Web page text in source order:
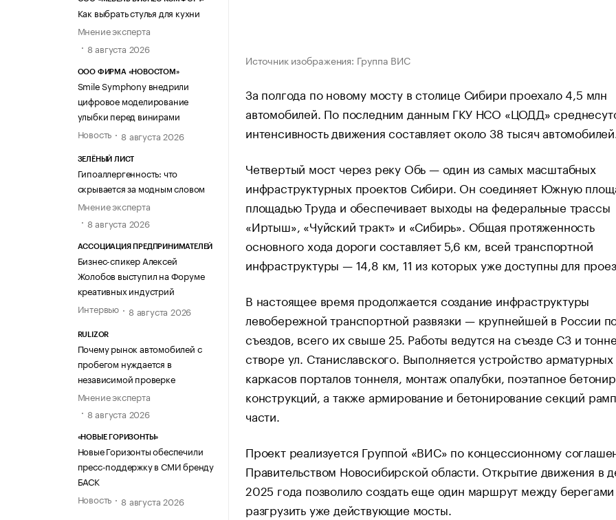
Как выбрать стулья для кухни
Мнение эксперта
8 августа 2026
ООО ФИРМА «НОВОСТОМ»
Smile Symphony внедрили
цифровое моделирование
улыбки перед винирами
Новость
8 августа 2026
ЗЕЛЁНЫЙ ЛИСТ
Гипоаллергенность: что
скрывается за модным словом
Мнение эксперта
8 августа 2026
АССОЦИАЦИЯ ПРЕДПРИНИМАТЕЛЕЙ
Бизнес-спикер Алексей
Жолобов выступил на Форуме
креативных индустрий
Интервью
8 августа 2026
RULIZOR
Почему рынок автомобилей с
пробегом нуждается в
независимой проверке
Мнение эксперта
8 августа 2026
«НОВЫЕ ГОРИЗОНТЫ»
Новые Горизонты обеспечили
пресс-поддержку в СМИ бренду
БАСК
Новость
8 августа 2026
Источник изображения: Группа ВИС
За полгода по новому мосту в столице Сибири проехало 4,5 млн
автомобилей. По последним данным ГКУ НСО «ЦОДД»
интенсивность движения составляет около 38 тысяч автомобилей.
Четвертый мост через реку Обь — один из самых масштабных
инфраструктурных проектов Сибири. Он соединяет Южную
площадью Труда и обеспечивает выходы на федеральные трассы
«Иртыш», «Чуйский тракт» и «Сибирь». Общая протяженность
основного хода дороги составляет 5,6 км, всей транспортной
инфраструктуры — 14,8 км, 11 из которых уже доступны для
В настоящее время продолжается создание инфраструктуры
левобережной транспортной развязки — крупнейшей в России
съездов, всего их свыше 25. Работы ведутся на съезде С3 и
створе ул. Станиславского. Выполняется устройство арматурных
каркасов порталов тоннеля, монтаж опалубки, поэтапное
конструкций, а также армирование и бетонирование секций
части.
Проект реализуется Группой «ВИС» по концессионному
Правительством Новосибирской области. Открытие движения в
2025 года позволило создать еще один маршрут между
разгрузить уже действующие мосты.